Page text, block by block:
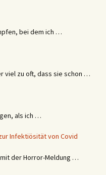
bei dem ich …
viel zu oft, dass sie schon …
als ich …
Infektiösität von Covid
der Horror-Meldung …